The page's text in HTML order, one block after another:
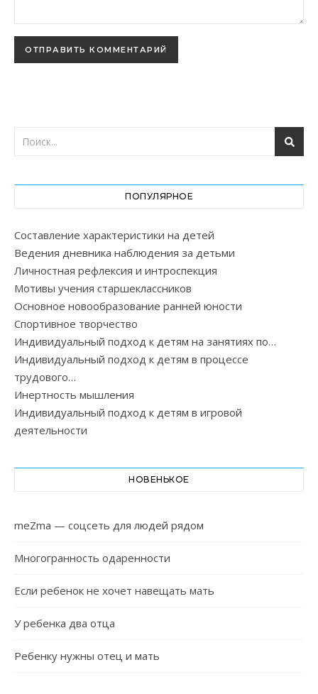
ПОПУЛЯРНОЕ
Составление характеристики на детей
Ведения дневника наблюдения за детьми
Личностная рефлексия и интроспекция
Мотивы учения старшеклассников
Основное новообразование ранней юности
Спортивное творчество
Индивидуальный подход к детям на занятиях по…
Индивидуальный подход к детям в процессе
трудового…
Инертность мышления
Индивидуальный подход к детям в игровой
деятельности
НОВЕНЬКОЕ
meZma — соцсеть для людей рядом
Многогранность одаренности
Если ребенок не хочет навещать мать
У ребенка два отца
Ребенку нужны отец и мать